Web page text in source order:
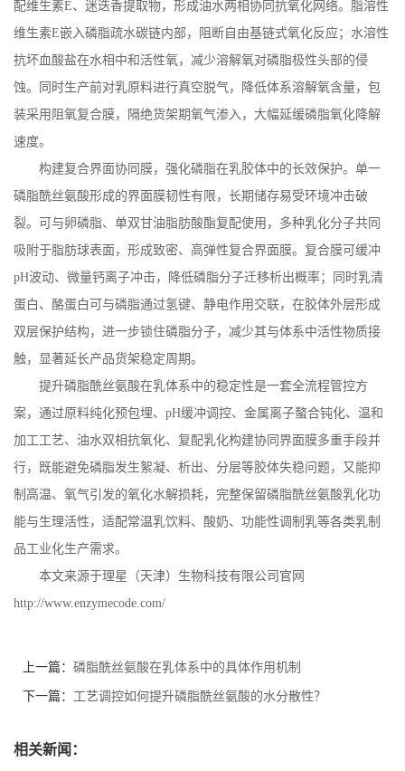
配维生素E、迷迭香提取物，形成油水两相协同抗氧化网络。脂溶性
维生素E嵌入磷脂疏水碳链内部，阻断自由基链式氧化反应；水溶性
抗坏血酸盐在水相中和活性氧，减少溶解氧对磷脂极性头部的侵
蚀。同时生产前对乳原料进行真空脱气，降低体系溶解氧含量，包
装采用阻氧复合膜，隔绝货架期氧气渗入，大幅延缓磷脂氧化降解
速度。
构建复合界面协同膜，强化磷脂在乳胶体中的长效保护。单一
磷脂酰丝氨酸形成的界面膜韧性有限，长期储存易受环境冲击破
裂。可与卵磷脂、单双甘油脂肪酸酯复配使用，多种乳化分子共同
吸附于脂肪球表面，形成致密、高弹性复合界面膜。复合膜可缓冲
pH波动、微量钙离子冲击，降低磷脂分子迁移析出概率；同时乳清
蛋白、酪蛋白可与磷脂通过氢键、静电作用交联，在胶体外层形成
双层保护结构，进一步锁住磷脂分子，减少其与体系中活性物质接
触，显著延长产品货架稳定周期。
提升磷脂酰丝氨酸在乳体系中的稳定性是一套全流程管控方
案，通过原料纯化预包埋、 pH缓冲调控、金属离子螯合钝化、温和
加工工艺、油水双相抗氧化、复配乳化构建协同界面膜多重手段并
行，既能避免磷脂发生絮凝、析出、分层等胶体失稳问题，又能抑
制高温、氧气引发的氧化水解损耗，完整保留磷脂酰丝氨酸乳化功
能与生理活性，适配常温乳饮料、酸奶、功能性调制乳等各类乳制
品工业化生产需求。
本文来源于理星（天津）生物科技有限公司官网
http://www.enzymecode.com/
上一篇： 磷脂酰丝氨酸在乳体系中的具体作用机制
下一篇： 工艺调控如何提升磷脂酰丝氨酸的水分散性？
相关新闻：